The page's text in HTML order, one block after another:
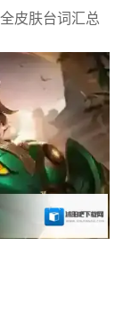
皮肤台词汇总